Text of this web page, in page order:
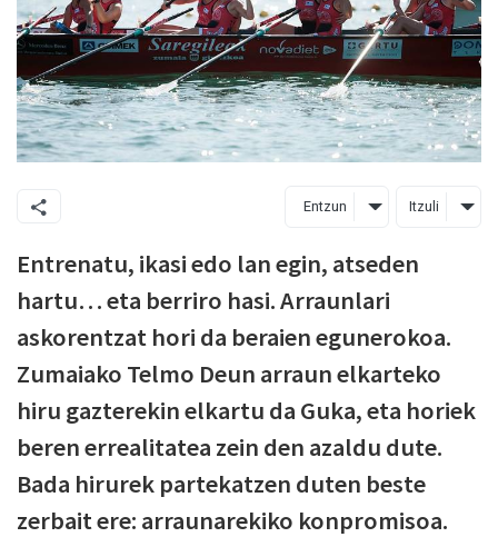
Entzun Itzuli
Entrenatu, ikasi edo lan egin, atseden
hartu… eta berriro hasi. Arraunlari
askorentzat hori da beraien egunerokoa.
Zumaiako Telmo Deun arraun elkarteko
hiru gazterekin elkartu da Guka, eta horiek
beren errealitatea zein den azaldu dute.
Bada hirurek partekatzen duten beste
zerbait ere: arraunarekiko konpromisoa.